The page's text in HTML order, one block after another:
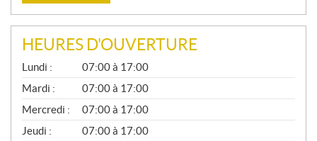
HEURES D'OUVERTURE
G
É
N
É
R
A
L
Lundi :
07:00 à 17:00
Mardi :
07:00 à 17:00
Mercredi :
07:00 à 17:00
Jeudi :
07:00 à 17:00